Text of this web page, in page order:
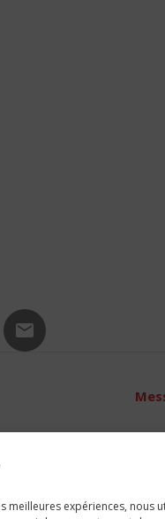
meilleures expériences, nous